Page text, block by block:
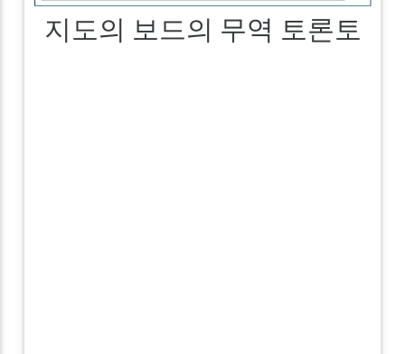
지도의 보드의 무역 토론토